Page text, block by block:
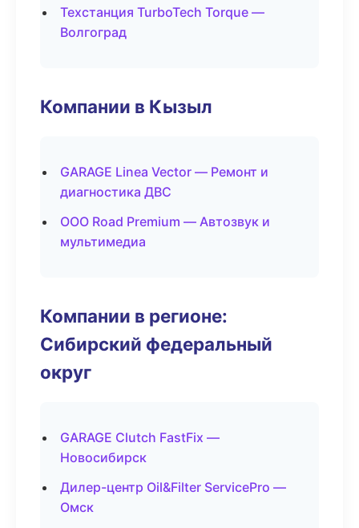
Техстанция TurboTech Torque —
Волгоград
Компании в Кызыл
GARAGE Linea Vector — Ремонт и
диагностика ДВС
ООО Road Premium — Автозвук и
мультимедиа
Компании в регионе:
Сибирский федеральный
округ
GARAGE Clutch FastFix —
Новосибирск
Дилер-центр Oil&Filter ServicePro —
Омск